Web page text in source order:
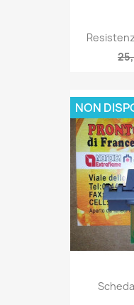
NON